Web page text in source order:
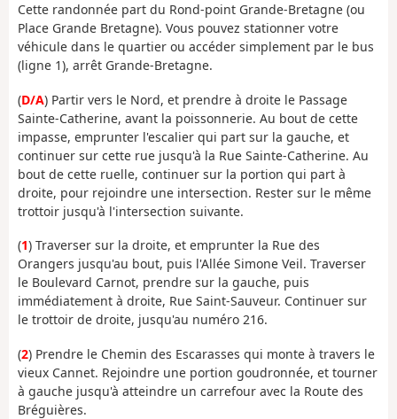
Cette randonnée part du Rond-point Grande-Bretagne (ou
Place Grande Bretagne). Vous pouvez stationner votre
véhicule dans le quartier ou accéder simplement par le bus
(ligne 1), arrêt Grande-Bretagne.
(D/A) Partir vers le Nord, et prendre à droite le Passage
Sainte-Catherine, avant la poissonnerie. Au bout de cette
impasse, emprunter l'escalier qui part sur la gauche, et
continuer sur cette rue jusqu'à la Rue Sainte-Catherine. Au
bout de cette ruelle, continuer sur la portion qui part à
droite, pour rejoindre une intersection. Rester sur le même
trottoir jusqu'à l'intersection suivante.
(1) Traverser sur la droite, et emprunter la Rue des
Orangers jusqu'au bout, puis l'Allée Simone Veil. Traverser
le Boulevard Carnot, prendre sur la gauche, puis
immédiatement à droite, Rue Saint-Sauveur. Continuer sur
le trottoir de droite, jusqu'au numéro 216.
(2) Prendre le Chemin des Escarasses qui monte à travers le
vieux Cannet. Rejoindre une portion goudronnée, et tourner
à gauche jusqu'à atteindre un carrefour avec la Route des
Bréguières.